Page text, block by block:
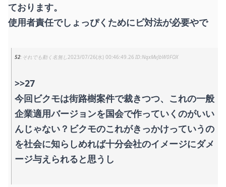
ております。
使用者責任でしょっぴくためにビ対法が必要やで
52 それでも動く名無し 2023/07/26(水) 00:46:49.26 NqxMvJbW0FOX
>>27
今回ビクモは街路樹案件で裁きつつ、これの一般
企業適用バージョンを国会で作っていくのがいい
んじゃない？ビクモのこれがきっかけっていうの
を社会に知らしめれば十分会社のイメージにダメ
ージ与えられると思うし